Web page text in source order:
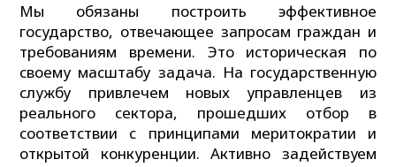
Мы обязаны построить эффективное
государство, отвечающее запросам граждан и
требованиям времени. Это историческая по
своему масштабу задача. На государственную
службу привлечем новых управленцев из
реального сектора, прошедших отбор в
соответствии с принципами меритократии и
открытой конкуренции. Активно задействуем